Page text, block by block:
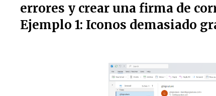
errores y crear una firma de
Ejemplo 1: Iconos demasiado